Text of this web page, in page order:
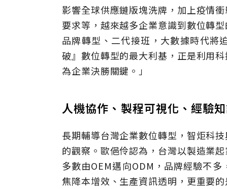
影響全球供應鏈版塊洗牌，加上疫情
要求等，越來越多企業意識到數位轉
品牌轉型、二代接班，大數據時代將
破』數位轉型的最大利基，正是利用
為企業決勝關鍵。」
人機協作、製程可視化、經驗
長期輔導台灣企業數位轉型，智炬科
的觀察。歐俋伶認為，台灣以製造業
多數由OEM邁向ODM，品牌經驗不
焦降本增效、生產資訊透明，更重要